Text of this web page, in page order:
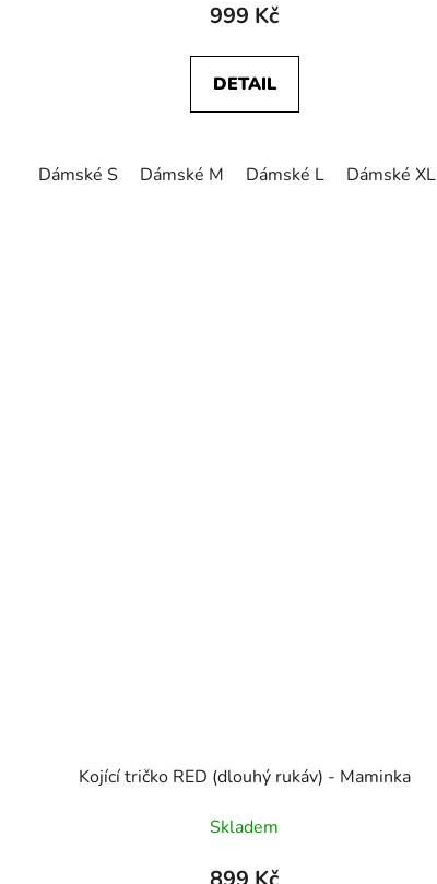
999 Kč
DETAIL
Dámské S Dámské M Dámské L Dámské XL
Kojící tričko RED (dlouhý rukáv) - Maminka
Skladem